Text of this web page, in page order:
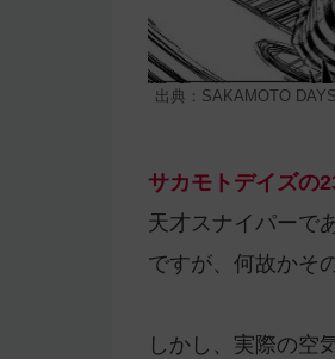
出典：SAKAMOTO
サカモトデイズの
天才スナイパーで
ですが、何故かそ
しかし、実際の空